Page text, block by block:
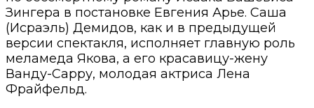
Зингера в постановке Евгения Арье. Саша
(Исраэль) Демидов, как и в предыдущей
версии спектакля, исполняет главную роль
меламеда Якова, а его красавицу-жену
Ванду-Сарру, молодая актриса Лена
Фрайфельд.